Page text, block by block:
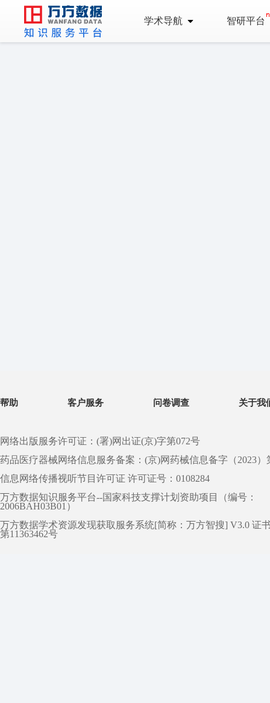
学术导航 智研平台
帮助 客户服务 问卷调查 关于我
网络出版服务许可证：(署)网出证(京)字第072号
药品医疗器械网络信息服务备案：(京)网药械信息备字（2023）
信息网络传播视听节目许可证 许可证号：0108284
万方数据知识服务平台--国家科技支撑计划资助项目（编号：
2006BAH03B01）
万方数据学术资源发现获取服务系统[简称：万方智搜] V3.0 证
第11363462号